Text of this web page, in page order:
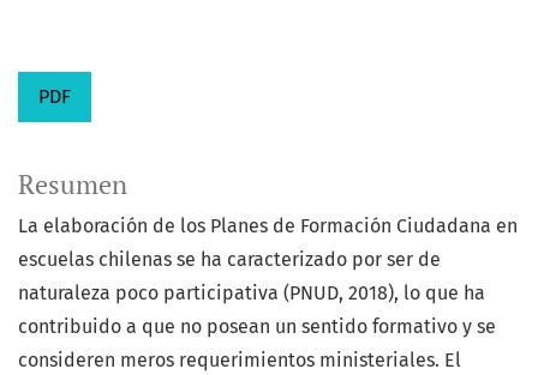
PDF
Resumen
La elaboración de los Planes de Formación Ciudadana en
escuelas chilenas se ha caracterizado por ser de
naturaleza poco participativa (PNUD, 2018), lo que ha
contribuido a que no posean un sentido formativo y se
consideren meros requerimientos ministeriales. El